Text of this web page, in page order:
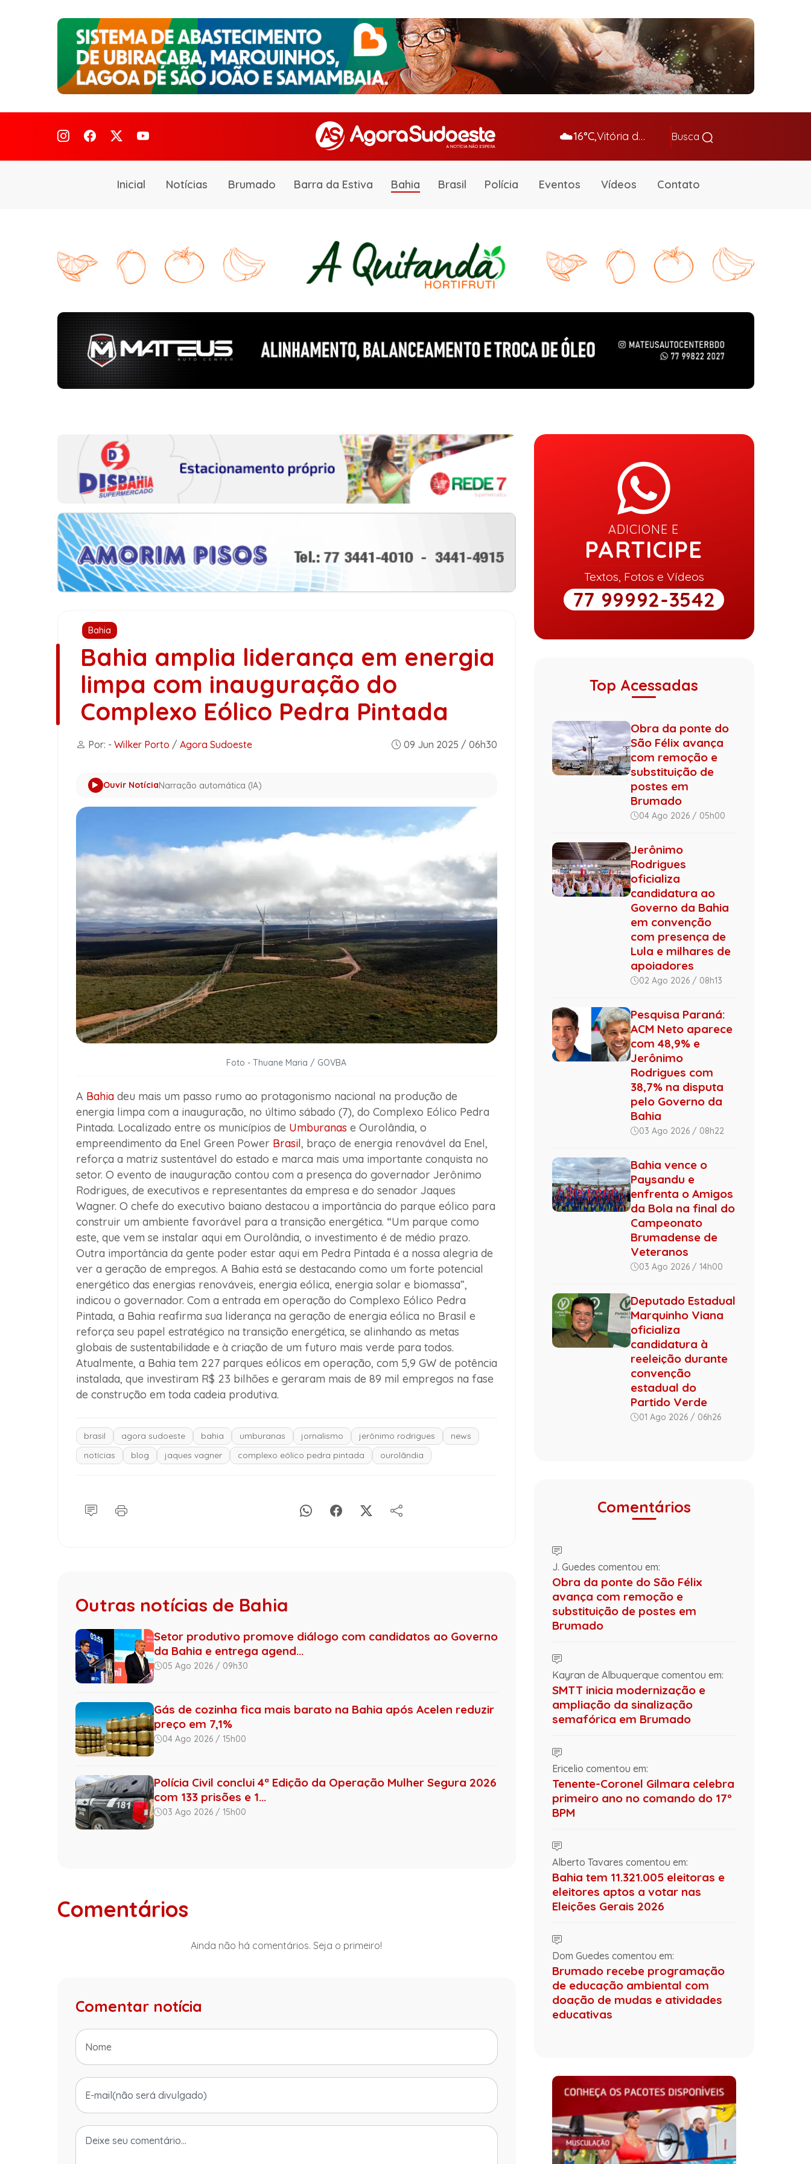
☁️16°C, Vitória da Conq… Busca
Inicial Notícias Brumado Barra da Estiva Bahia Brasil Polícia Eventos Vídeos Contato
Bahia
Bahia amplia liderança em energia
limpa com inauguração do
Complexo Eólico Pedra Pintada
Por: - Wilker Porto / Agora Sudoeste 09 Jun 2025 / 06h30
Ouvir NotíciaNarração automática (IA)
Foto - Thuane Maria / GOVBA
A Bahiadeu mais um passo rumo ao protagonismo nacional na produção de
energia limpa com a inauguração, no último sábado (7), do Complexo Eólico Pedra
Pintada. Localizado entre os municípios de Umburanas e Ourolândia, o
empreendimento da Enel Green Power Brasil, braço de energia renovável da Enel,
reforça a matriz sustentável do estado e marca mais uma importante conquista no
setor. O evento de inauguração contou com a presença do governador Jerônimo
Rodrigues, de executivos e representantes da empresa e do senador Jaques
Wagner. O chefe do executivo baiano destacou a importância do parque eólico para
construir um ambiente favorável para a transição energética. “Um parque como
este, que vem se instalar aqui em Ourolândia, o investimento é de médio prazo.
Outra importância da gente poder estar aqui em Pedra Pintada é a nossa alegria de
ver a geração de empregos. A Bahia está se destacando como um forte potencial
energético das energias renováveis, energia eólica, energia solar e biomassa”,
indicou o governador. Com a entrada em operação do Complexo Eólico Pedra
Pintada, a Bahia reafirma sua liderança na geração de energia eólica no Brasil e
reforça seu papel estratégico na transição energética, se alinhando as metas
globais de sustentabilidade e à criação de um futuro mais verde para todos.
Atualmente, a Bahia tem 227 parques eólicos em operação, com 5,9 GW de potência
instalada, que investiram R$ 23 bilhões e geraram mais de 89 mil empregos na fase
de construção em toda cadeia produtiva.
brasil agora sudoeste bahia umburanas jornalismo jerônimo rodrigues
news
notícias
blog jaques vagner complexo eólico pedra pintada ourolãndia
Outras notícias de Bahia
Setor produtivo promove diálogo com candidatos ao Governo
da Bahia e entrega agend...
05 Ago 2026 / 09h30
Gás de cozinha fica mais barato na Bahia após Acelen reduzir
preço em 7,1%
04 Ago 2026 / 15h00
Polícia Civil conclui 4ª Edição da Operação Mulher Segura 2026
com 133 prisões e 1...
03 Ago 2026 / 15h00
Comentários
Ainda não há comentários. Seja o primeiro!
Comentar notícia
ADICIONE E
PARTICIPE
Textos, Fotos e Vídeos
77 99992-3542
Top Acessadas
Obra da ponte do
São Félix avança
com remoção e
substituição de
postes em
Brumado
04 Ago 2026 / 05h00
Jerônimo
Rodrigues
oficializa
candidatura ao
Governo da Bahia
em convenção
com presença de
Lula e milhares de
apoiadores
02 Ago 2026 / 08h13
Pesquisa Paraná:
ACM Neto aparece
com 48,9% e
Jerônimo
Rodrigues com
38,7% na disputa
pelo Governo da
Bahia
03 Ago 2026 / 08h22
Bahia vence o
Paysandu e
enfrenta o Amigos
da Bola na final do
Campeonato
Brumadense de
Veteranos
03 Ago 2026 / 14h00
Deputado Estadual
Marquinho Viana
oficializa
candidatura à
reeleição durante
convenção
estadual do
Partido Verde
01 Ago 2026 / 06h26
Comentários
J. Guedes comentou em:
Obra da ponte do São Félix
avança com remoção e
substituição de postes em
Brumado
Kayran de Albuquerque comentou em:
SMTT inicia modernização e
ampliação da sinalização
semafórica em Brumado
Ericelio comentou em:
Tenente-Coronel Gilmara celebra
primeiro ano no comando do 17º
BPM
Alberto Tavares comentou em:
Bahia tem 11.321.005 eleitoras e
eleitores aptos a votar nas
Eleições Gerais 2026
Dom Guedes comentou em:
Brumado recebe programação
de educação ambiental com
doação de mudas e atividades
educativas